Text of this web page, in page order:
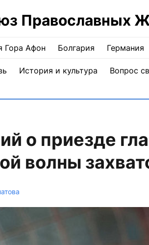
Православных
Гора Афон Болгария Германия
История и культура Вопрос
о приезде
волны